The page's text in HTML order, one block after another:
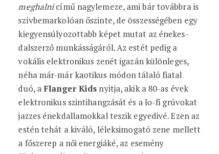
meghalnicímű nagylemeze, ami bár továbbra is
szívbemarkolóan őszinte, de összességében egy
kiegyensúlyozottabb képet mutat az énekes-
dalszerző munkásságáról. Az estét pedig a
vokális elektronikus zenét igazán különleges,
néha már-már kaotikus módon tálaló fiatal
duó, aFlanger Kids nyitja, akik a 80-as évek
elektronikus szintihangzását és a lo-fi grúvokat
jazzes énekdallamokkal teszik egyedivé. Ezen az
estén tehát a kiváló, léleksimogató zene mellett
a főszerep a női energiáké, az esemény